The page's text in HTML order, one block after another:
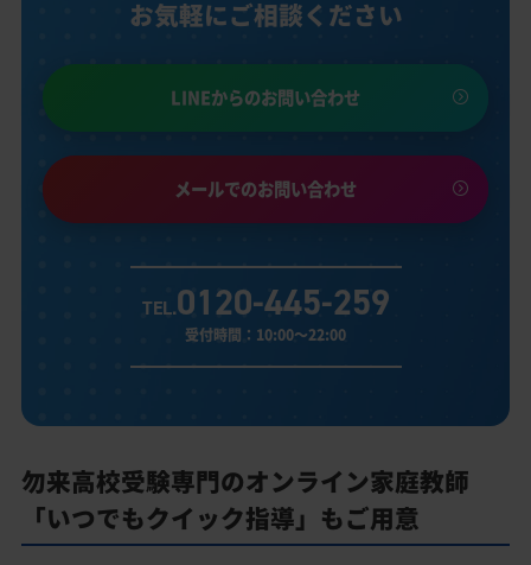
お気軽にご相談ください
LINEからのお問い合わせ
メールでのお問い合わせ
TEL.0120-445-259
受付時間：10:00～22:00
勿来高校受験専門のオンライン家庭教師
「いつでもクイック指導」もご用意